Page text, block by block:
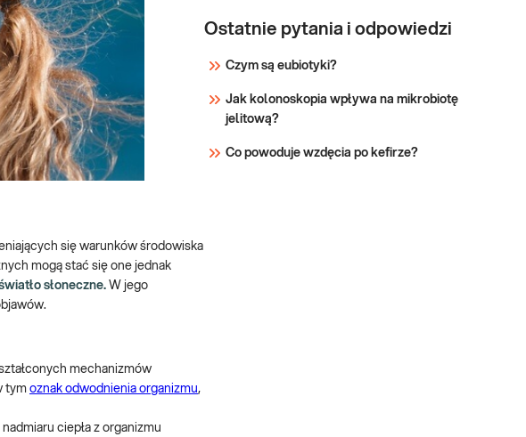
się warunków środowiska
mogą stać się one jednak
słoneczne. W jego
mechanizmów
tym oznak odwodnienia organizmu,
ciepła z organizmu
Ostatnie pytania i odpowiedzi
Czym są eubiotyki?
Jak kolonoskopia wpływa na mikrobiotę
jelitową?
Co powoduje wzdęcia po kefirze?